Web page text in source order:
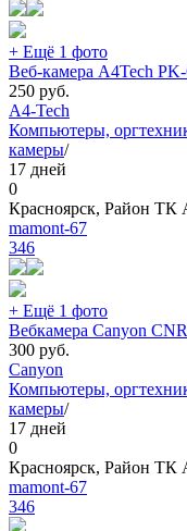
+ Ещё 1 фото
Веб-камера A4Tech
250 руб.
A4-Tech
Компьютеры,
камеры/
17 дней
0
Красноярск, Район ТК
mamont-67
346
+ Ещё 1 фото
Вебкамера Canyon
300 руб.
Canyon
Компьютеры,
камеры/
17 дней
0
Красноярск, Район ТК
mamont-67
346